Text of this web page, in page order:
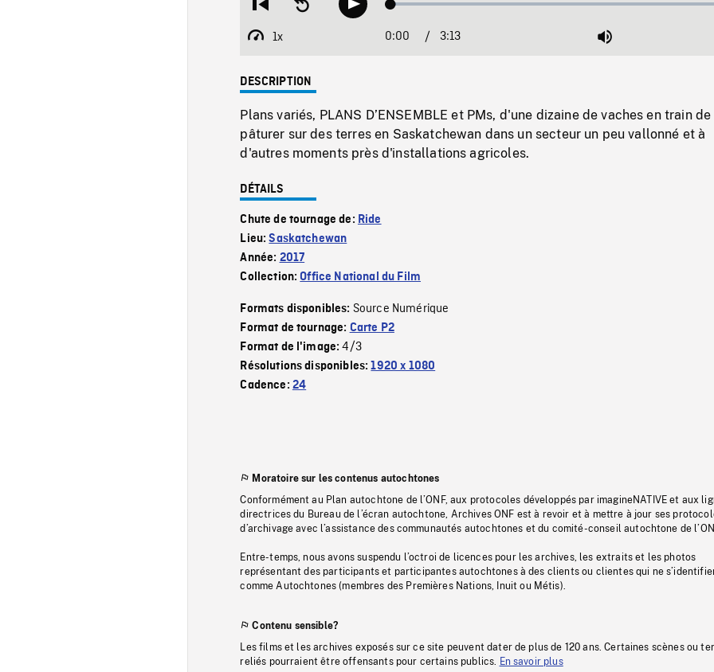
Restart
beginning
Seek
backwardPlay Loaded:
1x
Playback
Current
0:00 / 3:13 Mute
DESCRIPTION
Plans variés, PLANS D’ENSEMBLE et PMs, d'une dizaine de vaches en train de
pâturer sur des terres en Saskatchewan dans un secteur un peu vallonné et à
d'autres moments près d'installations agricoles.
DÉTAILS
Chute de tournage de: Ride
Lieu:Saskatchewan
Année: 2017
Collection:Office National du Film
Formats disponibles: Source Numérique
Format de tournage: Carte P2
Format de l'image:4/3
Résolutions disponibles:1920 x 1080
Cadence: 24
Moratoire sur les contenus autochtones
Conformément au Plan autochtone de l’ONF, aux protocoles développés par imagineNATIVE et aux
directrices du Bureau de l’écran autochtone, Archives ONF est à revoir et à mettre à jour ses
d’archivage avec l’assistance des communautés autochtones et du comité-conseil autochtone de
Entre-temps, nous avons suspendu l’octroi de licences pour les archives, les extraits et les photos
représentant des participants et participantes autochtones à des clients ou clientes qui ne
comme Autochtones (membres des Premières Nations, Inuit ou Métis).
Contenu sensible?
Les films et les archives exposés sur ce site peuvent dater de plus de 120 ans. Certaines scènes ou
reliés pourraient être offensants pour certains publics.
En savoir plus